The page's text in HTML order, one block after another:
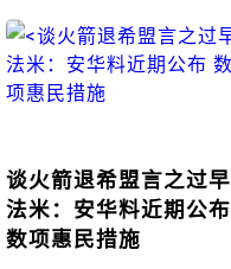
谈火箭退希盟言之过早
法米：安华料近期公布
数项惠民措施